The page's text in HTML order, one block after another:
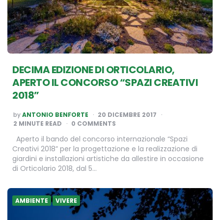
DECIMA EDIZIONE DI ORTICOLARIO,
APERTO IL CONCORSO “SPAZI CREATIVI
2018”
POSTED
BY
byANTONIO BENFORTE
20 DICEMBRE 2017
2 MINUTE READ 0 COMMENTS
Aperto il bando del concorso internazionale “Spazi
Creativi 2018” per la progettazione e la realizzazione di
giardini e installazioni artistiche da allestire in occasione
di Orticolario 2018, dal 5…
AMBIENTE VIVERE